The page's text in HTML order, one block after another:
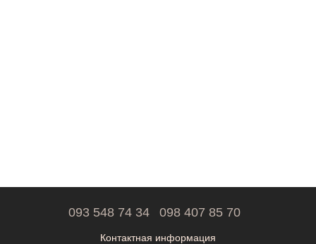
093 548 74 34 098 407 85 70
Контактная информация